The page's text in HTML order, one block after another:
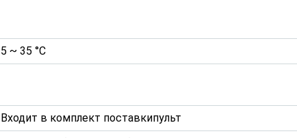
5 ~ 35 °C
Входит в комплект поставкипульт